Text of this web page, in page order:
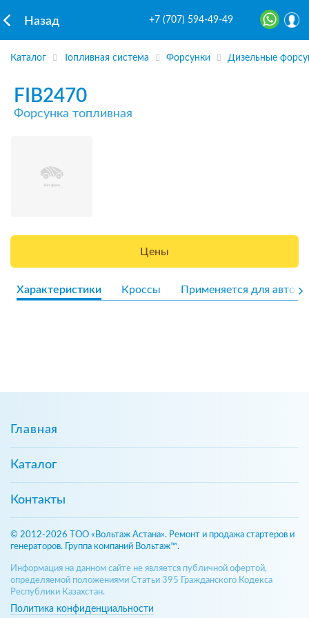
Назад +7 (707) 594-49-49
Каталог Топливная система Форсунки Дизельные
FIB2470
Форсунка топливная
Цены
Характеристики Кроссы Применяется для авто
Главная
Каталог
Контакты
© 2012-2026 ТОО «Вольтаж Астана». Ремонт и продажа стартеров и
генераторов. Группа компаний Вольтаж™.
Информация на данном сайте не является публичной офертой,
определяемой положениями Статьи 395 Гражданского Кодекса
Республики Казахстан.
Политика конфиденциальности